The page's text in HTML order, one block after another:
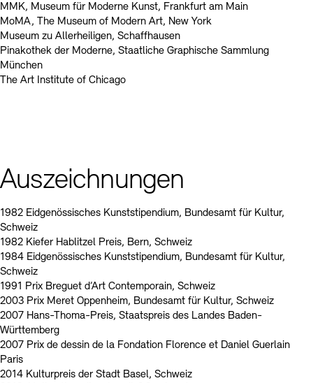
MMK, Museum für Moderne Kunst, Frankfurt am Main
MoMA, The Museum of Modern Art, New York
Museum zu Allerheiligen, Schaffhausen
Pinakothek der Moderne, Staatliche Graphische Sammlung
München
The Art Institute of Chicago
Auszeichnungen
1982 Eidgenössisches Kunststipendium, Bundesamt für Kultur,
Schweiz
1982 Kiefer Hablitzel Preis, Bern, Schweiz
1984 Eidgenössisches Kunststipendium, Bundesamt für Kultur,
Schweiz
1991 Prix Breguet d’Art Contemporain, Schweiz
2003 Prix Meret Oppenheim, Bundesamt für Kultur, Schweiz
2007 Hans-Thoma-Preis, Staatspreis des Landes Baden-
Württemberg
2007 Prix de dessin de la Fondation Florence et Daniel Guerlain
Paris
2014 Kulturpreis der Stadt Basel, Schweiz